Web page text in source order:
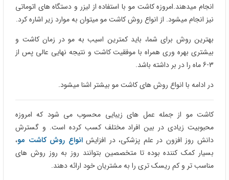
انجام میدهند.امروزه کاشت مو با استفاده از لیزر و دستگاه های اتوماتی
نیز انجام میشود. از انواع روش کاشت مو میتوان به موارد زیر اشاره کرد.
بهترین روش برای شما، باید کمترین اسیب به مو در زمان کاشت و
بیشتری بهره وری همراه با موفقیت کاشت و نتیجه نهایی عالی پس از
3-6 ماه را در بر داشته باشد.
در ادامه با انواع روش های کاشت مو بیشتر اشنا میشود.
کاشت مو از جمله عمل های زیبایی محسوب می شود که امروزه
محبوبیت زیادی در بین افراد مختلف کسب کرده است. و گسترش
دانش روز افزون در علم پزشکی، در افزایشانواع روش کاشت مو،
بسیار کمک کننده بوده تا متخصصین بتوانند روز به روز روش های
مناسب تر و کم ریسک تری را به مشتریان خود ارائه دهند.